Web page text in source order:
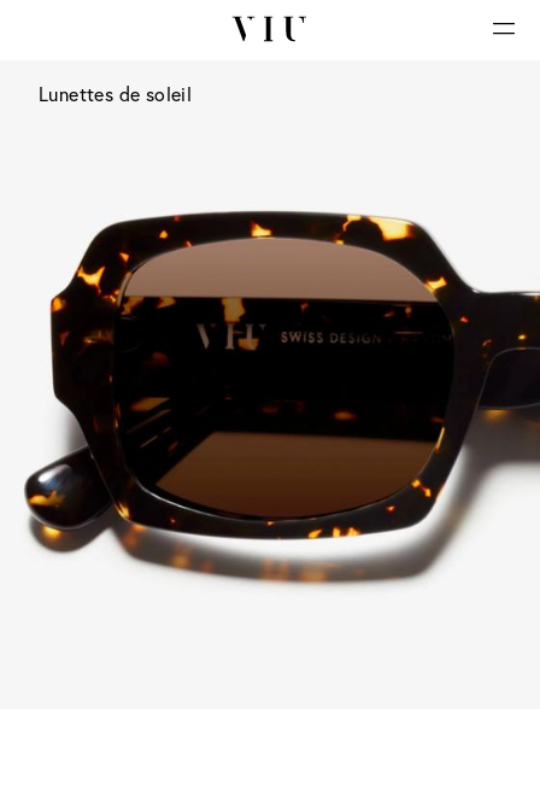
Lunettes de soleil